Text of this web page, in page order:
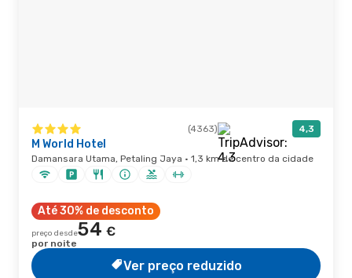
(4363) 4,3
M World Hotel
Damansara Utama, Petaling Jaya · 1,3 km de centro da cidade
Até 30% de desconto
preço desde54 €
por noite
Ver preço reduzido